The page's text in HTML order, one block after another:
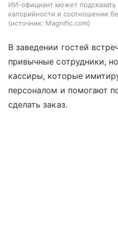
ИИ-официант может подсказать
калорийности и соотношении
источник: Magnific.com
В заведении гостей
привычные сотрудники,
кассиры, которые
персоналом и помогают
сделать заказ.